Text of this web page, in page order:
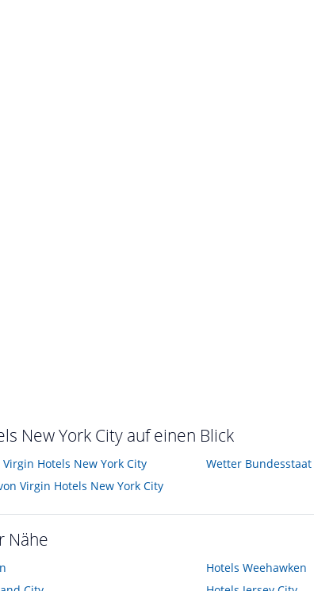
New York City auf einen Blick
Hotels New York City
Virgin Hotels New York City
Wetter Bundesstaat
Nähe
Hotels Weehawken